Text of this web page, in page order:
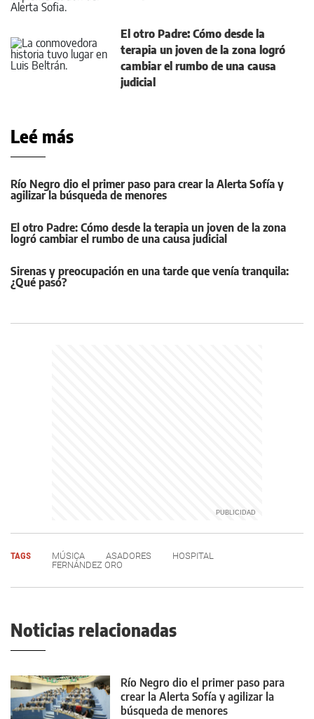
El otro Padre: Cómo desde la
terapia un joven de la zona logró
cambiar el rumbo de una causa
judicial
Leé más
Río Negro dio el primer paso para crear la Alerta Sofía y
agilizar la búsqueda de menores
El otro Padre: Cómo desde la terapia un joven de la zona
logró cambiar el rumbo de una causa judicial
Sirenas y preocupación en una tarde que venía tranquila:
¿Qué pasó?
TAGS MÚSICA ASADORES
HOSPITAL
FERNÁNDEZ ORO
Noticias relacionadas
Río Negro dio el primer paso para
crear la Alerta Sofía y agilizar la
búsqueda de menores